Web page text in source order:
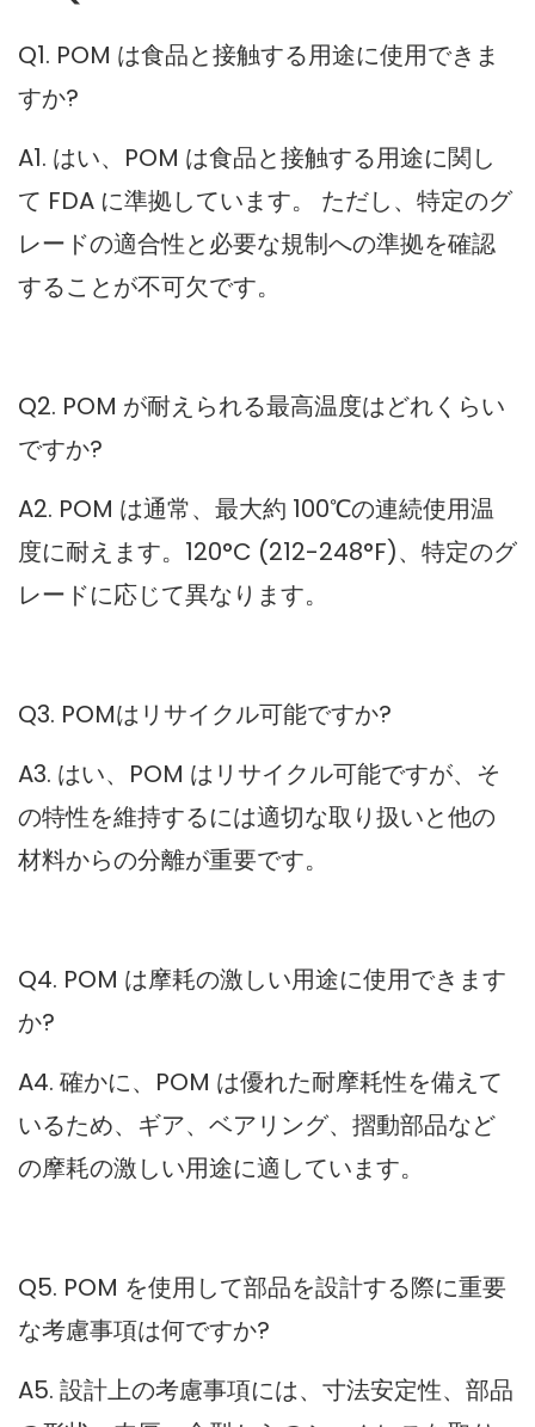
Q1. POM は食品と接触する用途に使用できま
すか?
A1. はい、POM は食品と接触する用途に関し
て FDA に準拠しています。 ただし、特定のグ
レードの適合性と必要な規制への準拠を確認
することが不可欠です。
Q2. POM が耐えられる最高温度はどれくらい
ですか?
A2. POM は通常、最大約 100℃の連続使用温
度に耐えます。120°C (212-248°F)、特定のグ
レードに応じて異なります。
Q3. POMはリサイクル可能ですか?
A3. はい、POM はリサイクル可能ですが、そ
の特性を維持するには適切な取り扱いと他の
材料からの分離が重要です。
Q4. POM は摩耗の激しい用途に使用できます
か?
A4. 確かに、POM は優れた耐摩耗性を備えて
いるため、ギア、ベアリング、摺動部品など
の摩耗の激しい用途に適しています。
Q5. POM を使用して部品を設計する際に重要
な考慮事項は何ですか?
A5. 設計上の考慮事項には、寸法安定性、部品